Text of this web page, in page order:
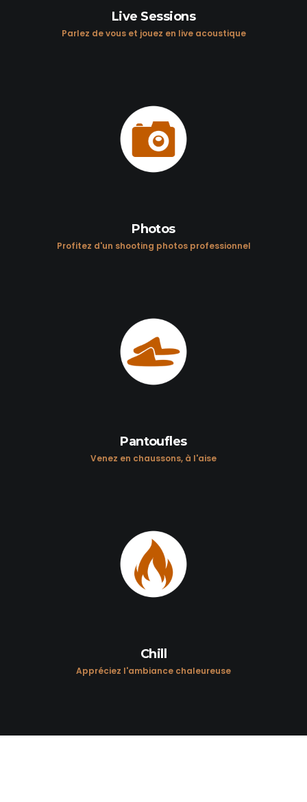
Live Sessions
Parlez de vous et jouez en live acoustique
Photos
Profitez d'un shooting photos professionnel
Pantoufles
Venez en chaussons, à l'aise
Chill
Appréciez l'ambiance chaleureuse